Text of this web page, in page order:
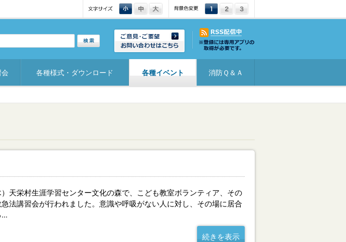
背景色変更：1
背景色変更：2
文字サイズ：小
文字サイズ：中
文字サイズ：大
各種様式・ダウンロード 各種イベント 消防Ｑ＆Ａ
天栄村生涯学習センター文化の森で、こども教室ボランティア、その
法講習会が行われました。意識や呼吸がない人に対し、その場に居合
続きを表示